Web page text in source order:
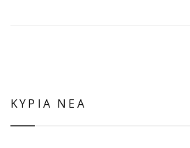
ΚΥΡΙΑ ΝΕΑ